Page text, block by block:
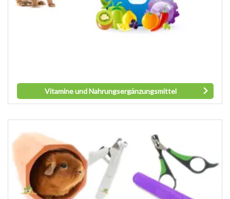
Vitamine und Nahrungsergänzungsmittel